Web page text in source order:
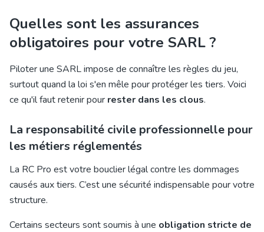
Quelles sont les assurances
obligatoires pour votre SARL ?
Piloter une SARL impose de connaître les règles du jeu,
surtout quand la loi s'en mêle pour protéger les tiers. Voici
ce qu'il faut retenir pour rester dans les clous.
La responsabilité civile professionnelle pour
les métiers réglementés
La RC Pro est votre bouclier légal contre les dommages
causés aux tiers. C’est une sécurité indispensable pour votre
structure.
Certains secteurs sont soumis à une obligation stricte de